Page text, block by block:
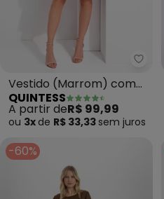
Vestido (Marrom) com
Camadas
QUINTESS
A partir deR$ 99,99
ou 3x de R$ 33,33 sem juros
-60%